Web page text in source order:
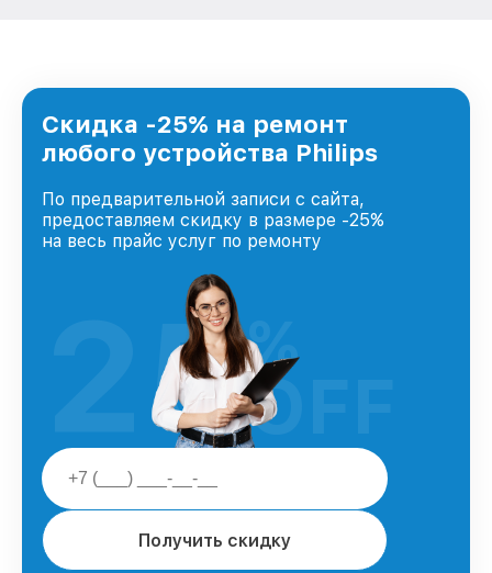
Скидка -25% на ремонт
любого устройства Philips
По предварительной записи с сайта,
предоставляем скидку в размере -25%
на весь прайс услуг по ремонту
Получить скидку
25%
OFF